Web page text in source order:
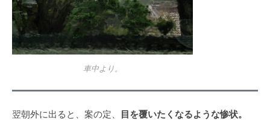
車中より。
翌朝外に出ると、案の定、 目を覆いたくなるような惨状。